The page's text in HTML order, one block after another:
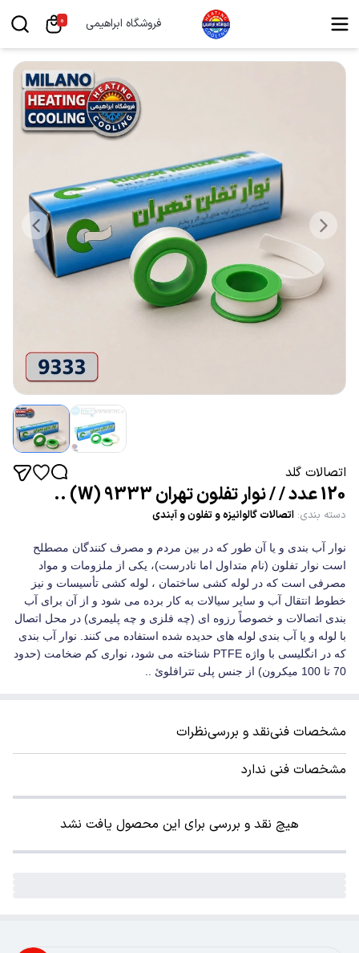
فروشگاه ابراهیمی 0
اتصالات گلد
120 عدد / / نوار تفلون تهران 9333 (W) ..
دسته بندی: اتصالات گالوانیزه و تفلون و آبندی
نوار آب بندی و یا آن طور که در بین مردم و مصرف کنندگان مصطلح
است نوار تفلون (نام متداول اما نادرست)، یکی از ملزومات و مواد
مصرفی است که در لوله کشی ساختمان ، لوله کشی تأسیسات و نیز
خطوط انتقال آب و سایر سیالات به کار برده می شود و از آن برای آب
بندی اتصالات و خصوصاً رزوه ای (چه فلزی و چه پلیمری) در محل اتصال
با لوله و یا آب بندی لوله های حدیده شده استفاده می کنند. نوار آب بندی
که در انگلیسی با واژه PTFE شناخته می شود، نواری کم ضخامت (حدود
70 تا 100 میکرون) از جنس پلی تترافلوئ ..
مشخصات فنینقد و بررسینظرات
مشخصات فنی ندارد
هیچ نقد و بررسی برای این محصول یافت نشد